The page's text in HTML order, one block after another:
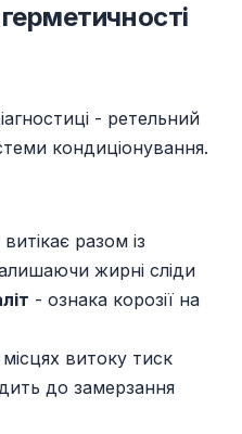
- ретельний
кондиціонування.
разом із
жирні сліди
- ознака корозії на
витоку тиск
до замерзання